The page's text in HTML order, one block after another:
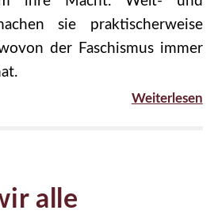
sie praktischerweise
der Faschismus immer
Weiterlesen
alle